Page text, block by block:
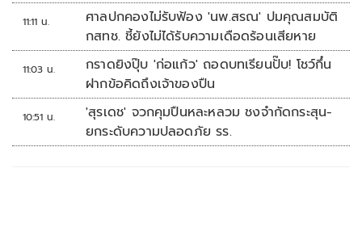
11:11 น.
ศาลปกคองไม่รับฟ้อง 'นพ.สรณ' ปมคุณสมบัติ
กสทช. ชี้ยังไม่ได้รับความเดือดร้อนเสียหาย
11:03 น.
กราดยิงปุ๊บ 'ก่อแก้ว' ถอดบทเรียนปั๊บ! โชว์กึ๋น
ฝากข้อคิดถึงเจ้าของปืน
10:51 น.
'สุรเดช' จวกคุมปืนหละหลวม ชงจำกัดกระสุน-
ยกระดับความปลอดภัย รร.